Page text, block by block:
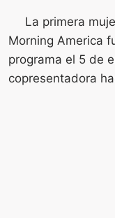
La primera
Morning America
programa el 5 de
copresentadora